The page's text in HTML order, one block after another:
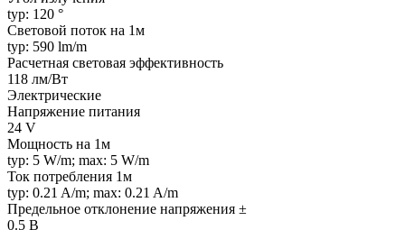
typ: 120 °
Световой поток на 1м
typ: 590 lm/m
Расчетная световая эффективность
118 лм/Вт
Электрические
Напряжение питания
24 V
Мощность на 1м
typ: 5 W/m; max: 5 W/m
Ток потребления 1м
typ: 0.21 A/m; max: 0.21 A/m
Предельное отклонение напряжения ±
0.5 В